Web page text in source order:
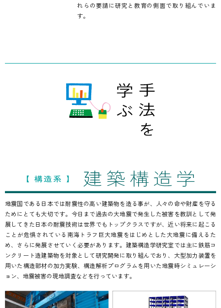
れらの要請に研究と教育の側面で取り組んでいま
す。
地震国である日本では耐震性の高い建築物を造る事が、人々の命や財産を守る
ためにとても大切です。今日まで過去の大地震で発生した被害を教訓として発
展してきた日本の耐震技術は世界でもトップクラスですが、近い将来に起こる
ことが危惧されている南海トラフ巨大地震をはじめとした大地震に備えるた
め、さらに発展させていく必要があります。建築構造学研究室では主に鉄筋コ
ンクリート造建築物を対象として研究開発に取り組んでおり、大型加力装置を
用いた構造部材の加力実験、構造解析プログラムを用いた地震時シミュレーシ
ョン、地震被害の現地調査などを行っています。